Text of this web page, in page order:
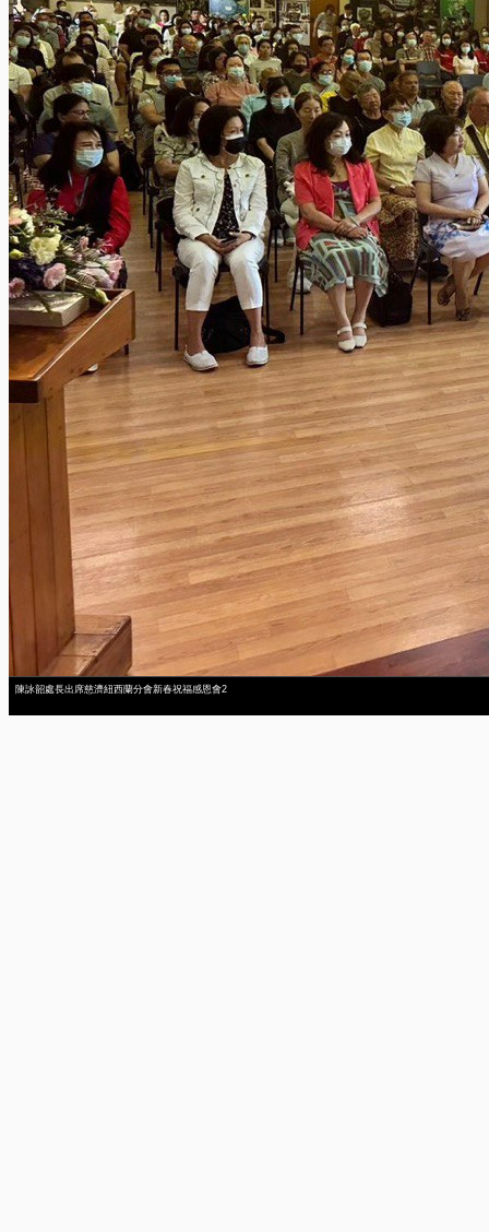
陳詠韶處長出席慈濟紐西蘭分會新春祝福感恩會2